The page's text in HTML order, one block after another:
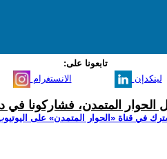
تابعونا على:
الانستغرام لينكدإن
الحوار المتمدن، فشاركونا
في قناة ‫«الحوار المتمدن» على